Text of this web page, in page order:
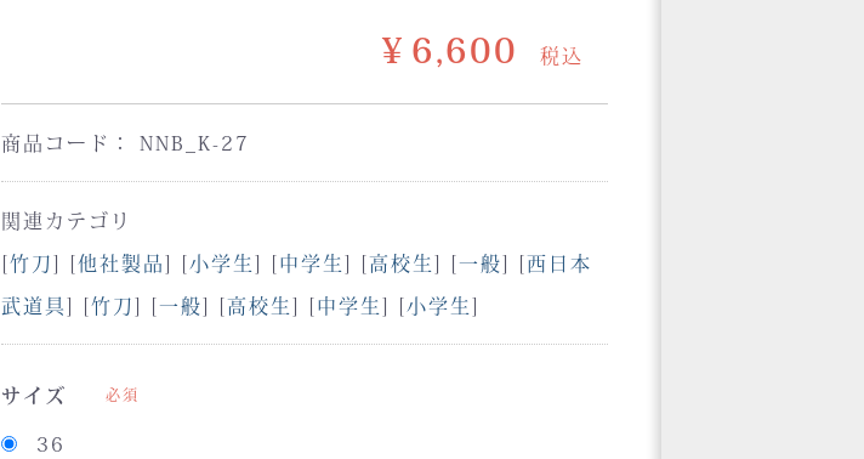
￥6,600
税込
商品コード：NNB_K-27
関連カテゴリ
[竹刀] [他社製品] [小学生] [中学生] [高校生] [一般] [西日本
武道具] [竹刀] [一般] [高校生] [中学生] [小学生]
サイズ 必須
36